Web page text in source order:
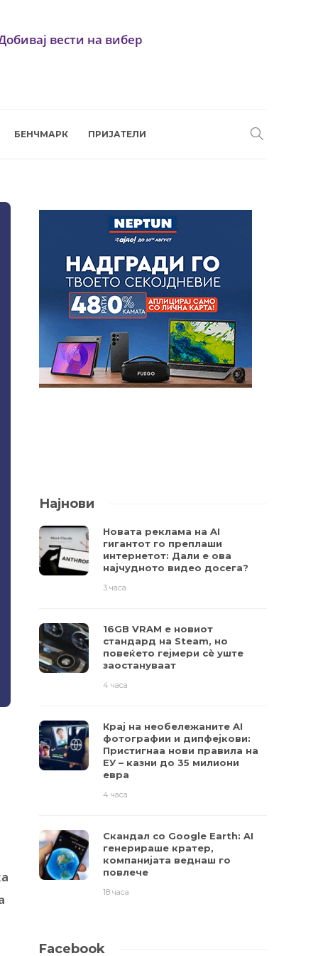
вести на вибер
БЕНЧМАРК ПРИЈАТЕЛИ
Најнови
Новата реклама на AI
гигантот го преплаши
интернетот: Дали е ова
најчудното видео досега?
3 часа
16GB VRAM е новиот
стандард на Steam, но
повеќето гејмери ​​сè уште
заостануваат
4 часа
Крај на необележаните AI
фотографии и дипфејкови:
Пристигнаа нови правила на
ЕУ – казни до 35 милиони
евра
4 часа
Скандал со Google Earth: AI
генерираше кратер,
компанијата веднаш го
повлече
18 часа
Facebook